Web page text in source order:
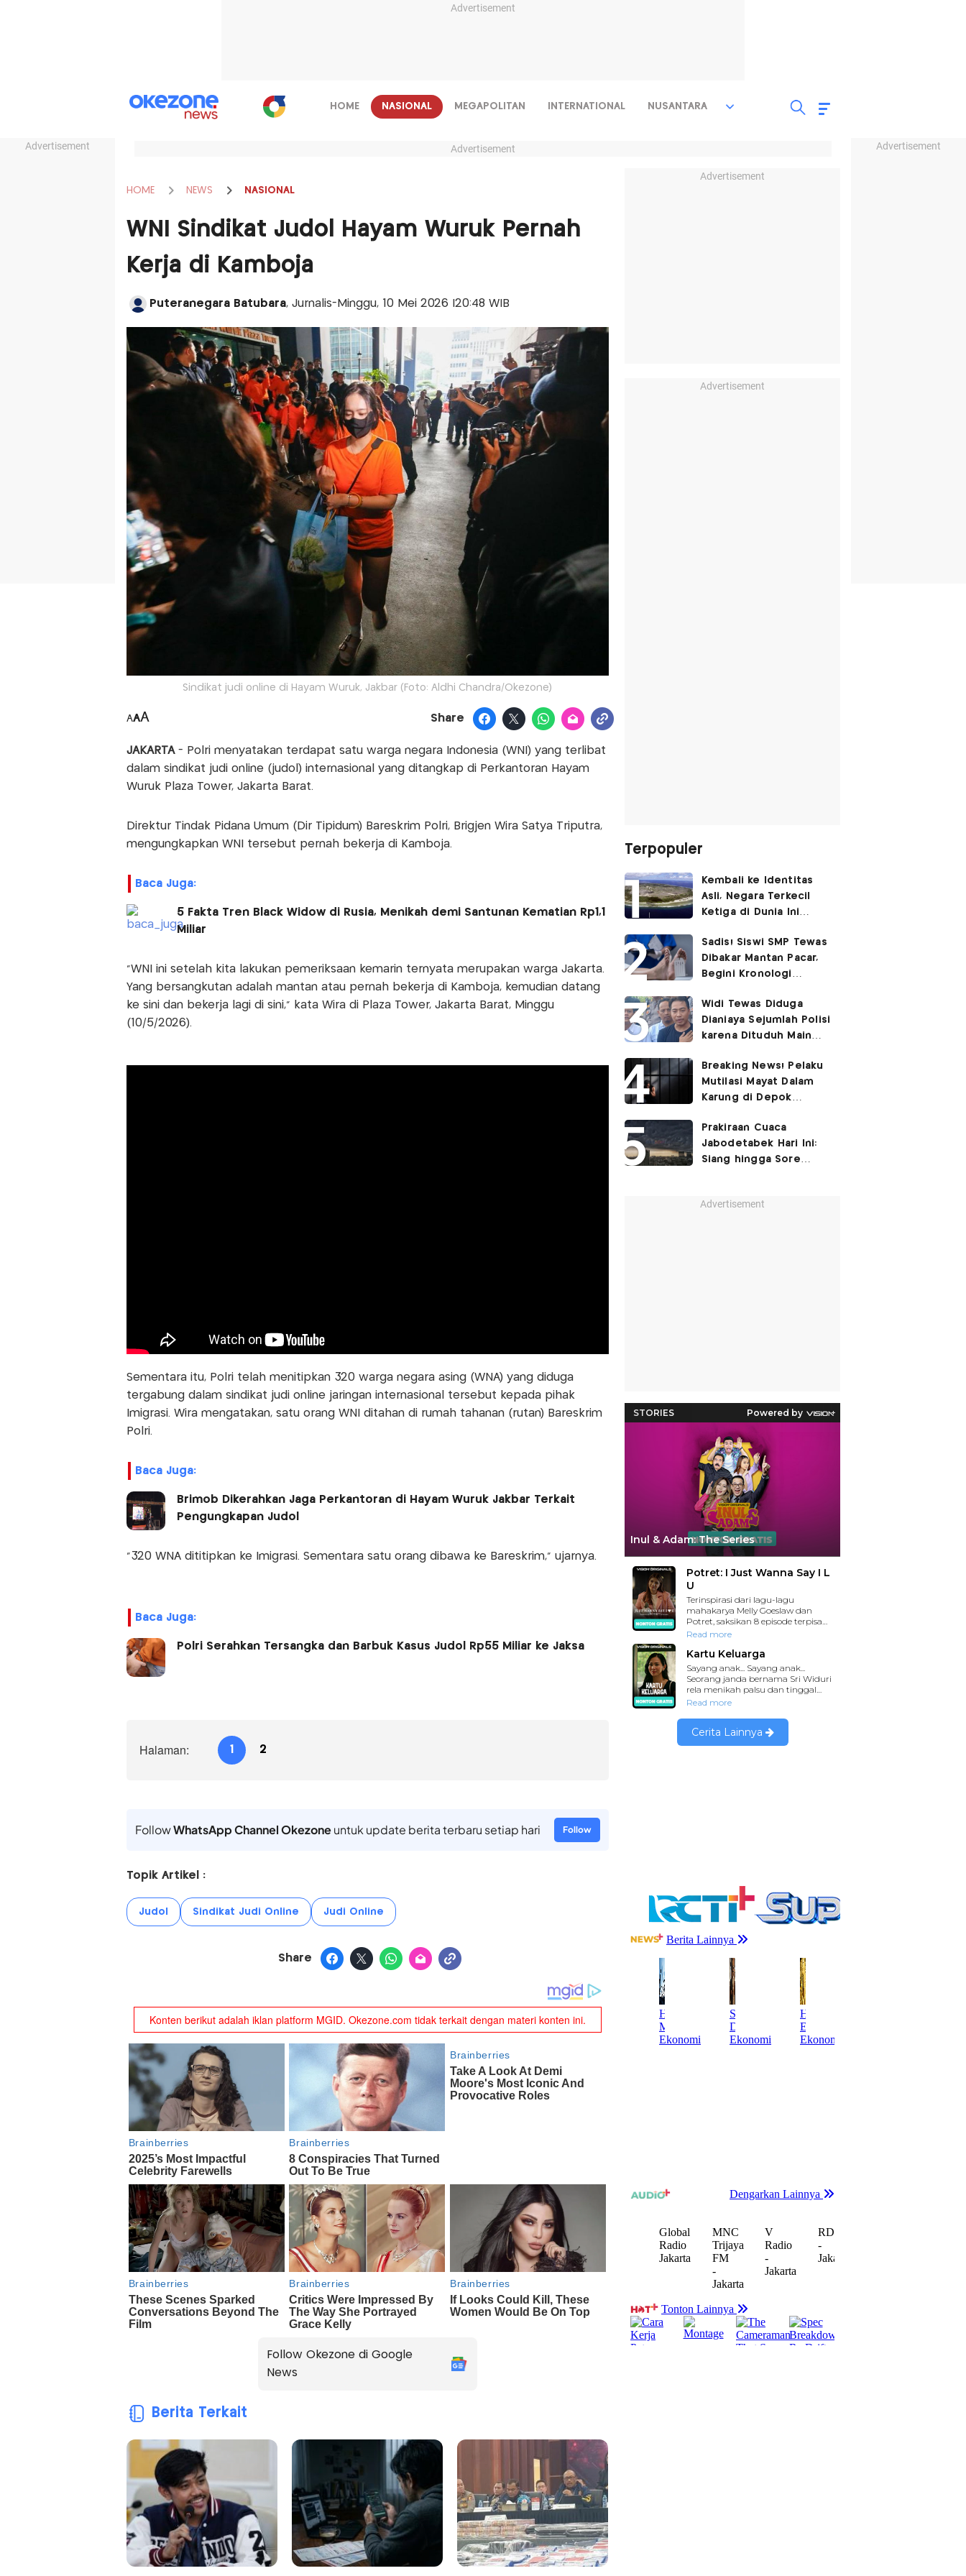
Advertisement
Advertisement Advertisement
HOME NASIONAL MEGAPOLITAN INTERNATIONAL NUSANTARA
Advertisement
HOME NEWS NASIONAL
WNI Sindikat Judol Hayam Wuruk Pernah
Kerja di Kamboja
Puteranegara Batubara, Jurnalis-Minggu, 10 Mei 2026 |20:48 WIB
Sindikat judi online di Hayam Wuruk, Jakbar (Foto: Aldhi Chandra/Okezone)
AAA Share
JAKARTA- Polri menyatakan terdapat satu warga negara Indonesia (WNI) yang terlibat
dalam sindikat judi online (judol) internasional yang ditangkap di Perkantoran Hayam
Wuruk Plaza Tower, Jakarta Barat.
Direktur Tindak Pidana Umum (Dir Tipidum) Bareskrim Polri, Brigjen Wira Satya Triputra,
mengungkapkan WNI tersebut pernah bekerja di Kamboja.
Baca Juga:
5 Fakta Tren Black Widow di Rusia, Menikah demi Santunan Kematian Rp1,1
Miliar
"WNI ini setelah kita lakukan pemeriksaan kemarin ternyata merupakan warga Jakarta.
Yang bersangkutan adalah mantan atau pernah bekerja di Kamboja, kemudian datang
ke sini dan bekerja lagi di sini," kata Wira di Plaza Tower, Jakarta Barat, Minggu
(10/5/2026).
Sementara itu, Polri telah menitipkan 320 warga negara asing (WNA) yang diduga
tergabung dalam sindikat judi online jaringan internasional tersebut kepada pihak
Imigrasi. Wira mengatakan, satu orang WNI ditahan di rumah tahanan (rutan) Bareskrim
Polri.
Baca Juga:
Brimob Dikerahkan Jaga Perkantoran di Hayam Wuruk Jakbar Terkait
Pengungkapan Judol
"320 WNA dititipkan ke Imigrasi. Sementara satu orang dibawa ke Bareskrim," ujarnya.
Baca Juga:
Polri Serahkan Tersangka dan Barbuk Kasus Judol Rp55 Miliar ke Jaksa
Halaman: 1 2
FollowWhatsApp Channel Okezoneuntuk update berita terbaru setiap hari Follow
Topik Artikel :
Judol Sindikat Judi Online Judi Online
Share
Follow Okezone di Google
News
Berita Terkait
Advertisement
Advertisement
Terpopuler
Kembali ke Identitas
Asli, Negara Terkecil
Ketiga di Dunia Ini
Nama
Sadis! Siswi SMP Tewas
Dibakar Mantan Pacar,
Begini Kronologi
Widi Tewas Diduga
Dianiaya Sejumlah Polisi
karena Dituduh Main
Breaking News! Pelaku
Mutilasi Mayat Dalam
Karung di Depok
Prakiraan Cuaca
Jabodetabek Hari Ini:
Siang hingga Sore
Advertisement